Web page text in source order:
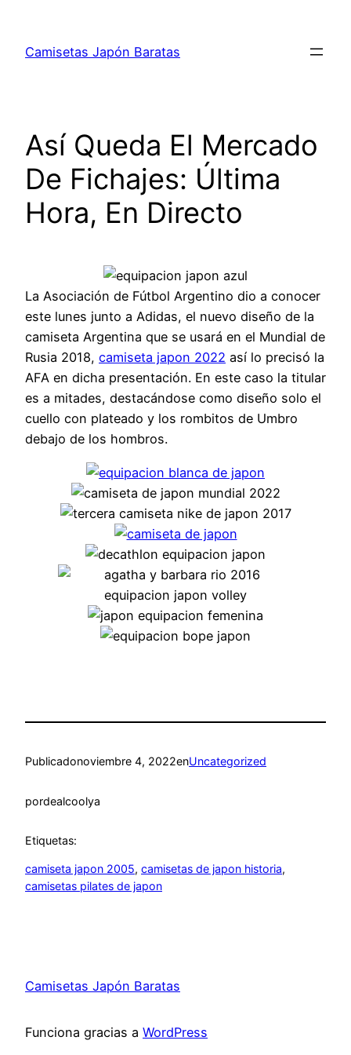
contenido
Camisetas Japón Baratas
Así Queda El Mercado
De Fichajes: Última
Hora, En Directo
La Asociación de Fútbol Argentino dio a conocer
este lunes junto a Adidas, el nuevo diseño de la
camiseta Argentina que se usará en el Mundial de
Rusia 2018, camiseta japon 2022 así lo precisó la
AFA en dicha presentación. En este caso la titular
es a mitades, destacándose como diseño solo el
cuello con plateado y los rombitos de Umbro
debajo de los hombros.
Publicadonoviembre 4, 2022enUncategorized
pordealcoolya
Etiquetas:
camiseta japon 2005, camisetas de japon historia
camisetas pilates de japon
Camisetas Japón Baratas
Funciona gracias a WordPress